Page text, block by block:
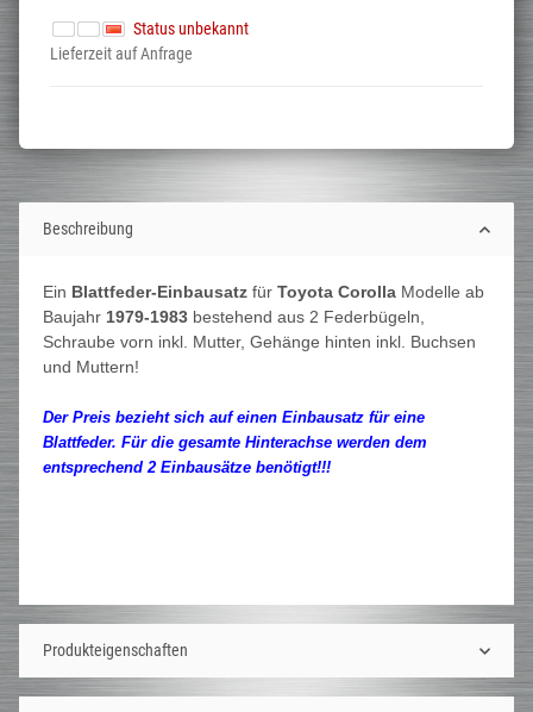
Status unbekannt
Lieferzeit auf Anfrage
Beschreibung
Ein Blattfeder-Einbausatz für Toyota Corolla Modelle ab
Baujahr 1979-1983 bestehend aus 2 Federbügeln,
Schraube vorn inkl. Mutter, Gehänge hinten inkl. Buchsen
und Muttern!
Der Preis bezieht sich auf einen Einbausatz für eine
Blattfeder. Für die gesamte Hinterachse werden dem
entsprechend 2 Einbausätze benötigt!!!
Produkteigenschaften